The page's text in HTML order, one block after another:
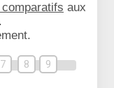
aux
7 8 9